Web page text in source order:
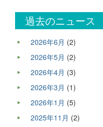
過去のニュース
2026年6月 (2)
2026年5月 (2)
2026年4月 (3)
2026年3月 (1)
2026年1月 (5)
2025年11月 (2)